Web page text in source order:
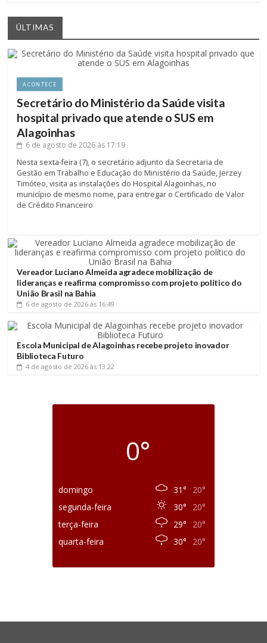
ÚLTIMAS
ACONTECE
Secretário do Ministério da Saúde visita
hospital privado que atende o SUS em
Alagoinhas
6 de agosto de 2026 às 17:19
Nesta sexta-feira (7), o secretário adjunto da Secretaria de
Gestão em Trabalho e Educação do Ministério da Saúde, Jerzey
Timóteo, visita as instalações do Hospital Alagoinhas, no
município de mesmo nome, para entregar o Certificado de Valor
de Crédito Financeiro
Vereador Luciano Almeida agradece mobilização de
lideranças e reafirma compromisso com projeto político do
União Brasil na Bahia
6 de agosto de 2026 às 16:49
Escola Municipal de Alagoinhas recebe projeto inovador
Biblioteca Futuro
4 de agosto de 2026 às 13:22
0°
domingo 31°
20°
segunda-feira
30°
20°
terça-feira
29°
20°
quarta-feira
30° 20°